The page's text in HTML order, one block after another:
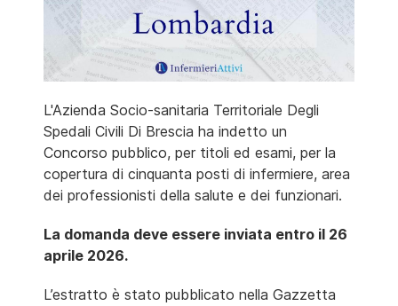
L'Azienda Socio-sanitaria Territoriale Degli
Spedali Civili Di Brescia ha indetto un
Concorso pubblico, per titoli ed esami, per la
copertura di cinquanta posti di infermiere, area
dei professionisti della salute e dei funzionari.
La domanda deve essere inviata entro il 26
aprile 2026.
L’estratto è stato pubblicato nella Gazzetta